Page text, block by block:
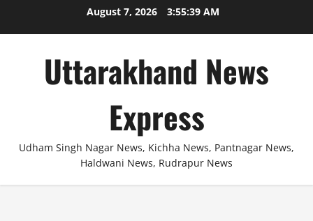
August 7, 2026 3:55:40 AM
Uttarakhand News
Express
Udham Singh Nagar News, Kichha News, Pantnagar News,
Haldwani News, Rudrapur News